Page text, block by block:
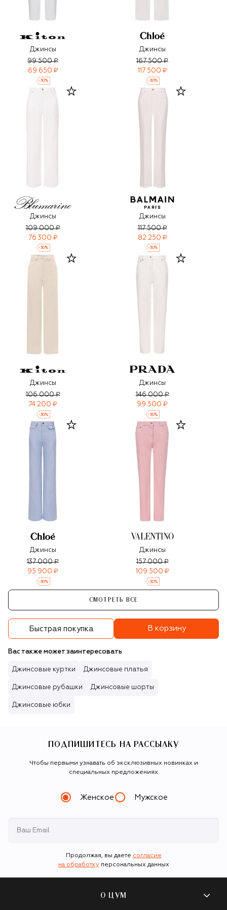
Джинсы
99 500 ₽
69 650 ₽
-30%
Джинсы
167 500 ₽
117 500 ₽
-30%
Джинсы
109 000 ₽
76 300 ₽
-30%
Джинсы
117 500 ₽
82 250 ₽
-30%
Джинсы
106 000 ₽
74 200 ₽
-30%
Джинсы
146 000 ₽
99 500 ₽
-30%
Джинсы
137 000 ₽
95 900 ₽
-30%
Джинсы
157 000 ₽
109 500 ₽
-30%
СМОТРЕТЬ ВСЕ
Быстрая покупка В корзину
Вас также может заинтересовать
Джинсовые куртки Джинсовые платья
Джинсовые рубашки Джинсовые шорты
Джинсовые юбки
ПОДПИШИТЕСЬ НА РАССЫЛКУ
Чтобы первыми узнавать об эксклюзивных новинках и
специальных предложениях
Женское Мужское
Продолжая, вы даете согласие
на обработку персональных данных
О ЦУМ